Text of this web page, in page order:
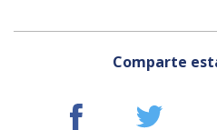
Comparte